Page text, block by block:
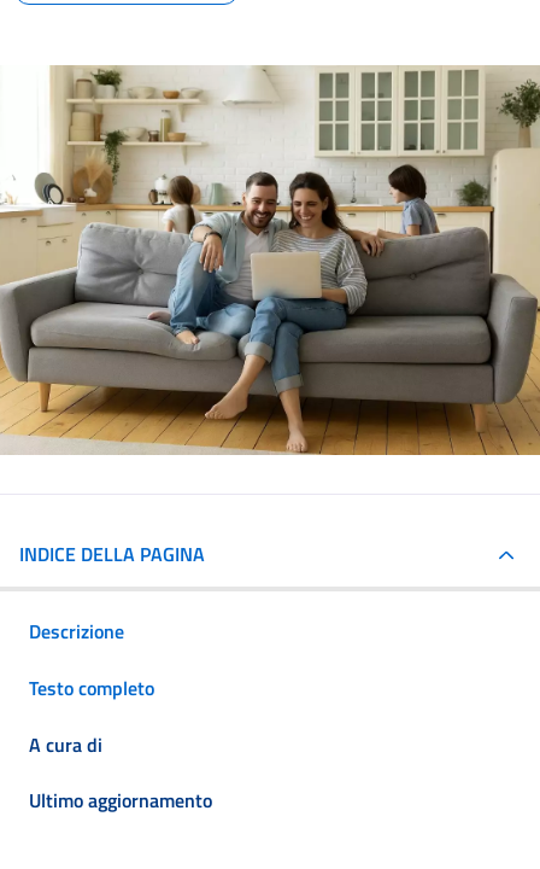
INDICE DELLA PAGINA
Descrizione
Testo completo
A cura di
Ultimo aggiornamento